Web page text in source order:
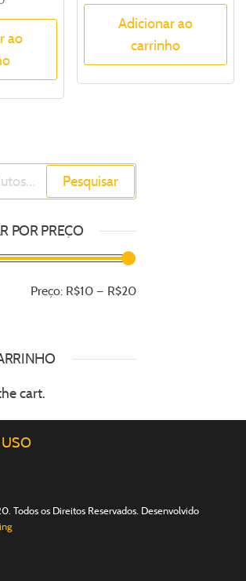
ao
Adicionar ao
carrinho
Pesquisar
POR PREÇO
Preço: R$10 — R$20
cart.
Todos os Direitos Reservados. Desenvolvido